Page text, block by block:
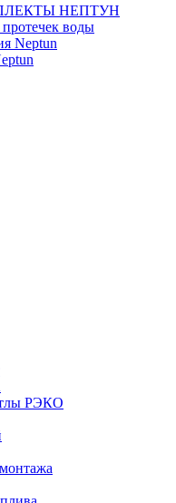
НЕПТУН
воды
Neptun
РЭКО